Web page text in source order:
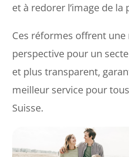
et à redorer l’image de la
Ces réformes offrent une
perspective pour un
et plus transparent,
meilleur service pour
Suisse.